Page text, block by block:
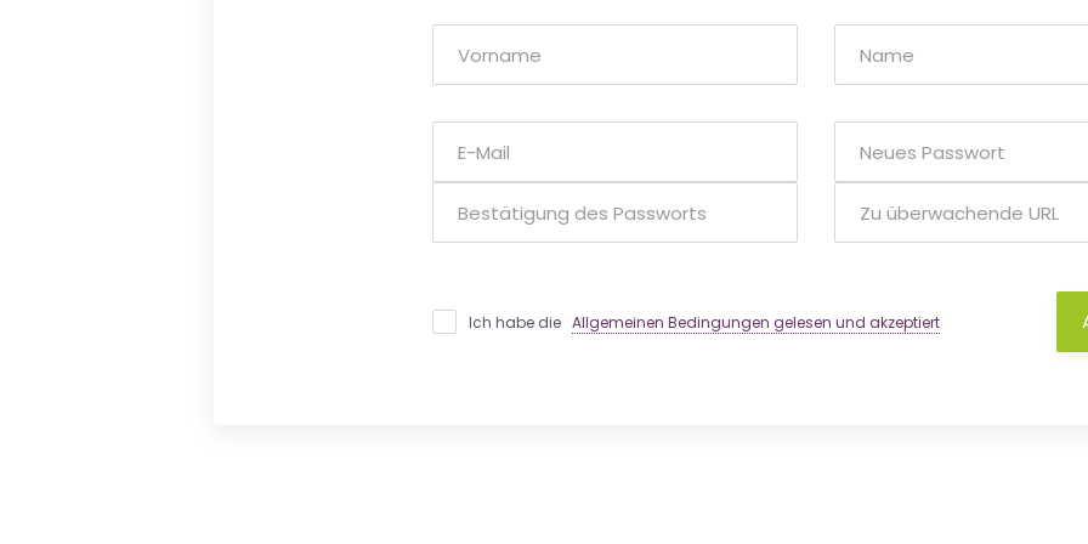
Ich habe die Allgemeinen Bedingungen gelesen und akzeptiert